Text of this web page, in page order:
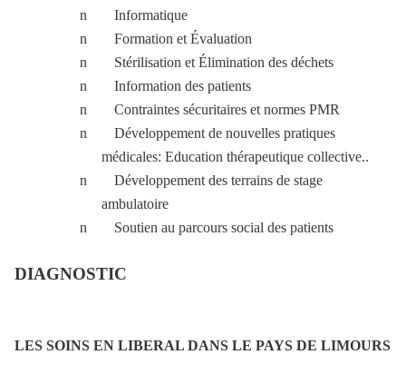
n
Informatique
n
Formation et Évaluation
n
Stérilisation et Élimination des déchets
n
Information des patients
n
Contraintes sécuritaires et normes PMR
n
Développement de nouvelles pratiques
médicales: Education thérapeutique collective..
n
Développement des terrains de stage
ambulatoire
n
Soutien au parcours social des patients
DIAGNOSTIC
LES SOINS EN LIBERAL DANS LE PAYS DE LIMOURS